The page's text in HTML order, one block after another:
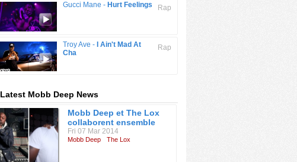
Rap
Gucci Mane - Hurt Feelings
Rap
Troy Ave -
I Ain't Mad At
Cha
Latest Mobb Deep News
Mobb Deep et The Lox
collaborent ensemble
Fri 07 Mar 2014
Mobb Deep The Lox